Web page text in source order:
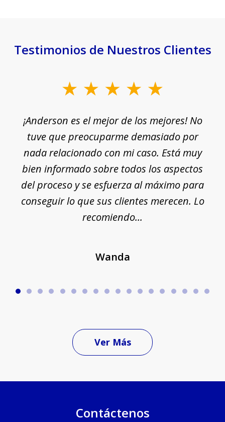
Testimonios de Nuestros Clientes
¡Anderson es el mejor de los mejores! No
tuve que preocuparme demasiado por
nada relacionado con mi caso. Está muy
bien informado sobre todos los aspectos
del proceso y se esfuerza al máximo para
conseguir lo que sus clientes merecen. Lo
recomiendo...
Wanda
Ver Más
Contáctenos